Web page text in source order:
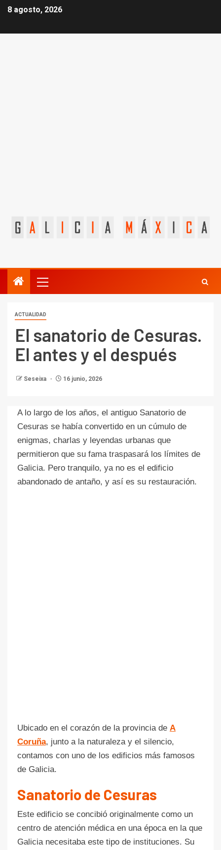
8 agosto, 2026
ACTUALIDAD
El sanatorio de Cesuras.
El antes y el después
Seseixa 16 junio, 2026
A lo largo de los años, el antiguo Sanatorio de
Cesuras se había convertido en un cúmulo de
enigmas, charlas y leyendas urbanas que
permitieron que su fama traspasará los límites de
Galicia. Pero tranquilo, ya no es el edificio
abandonado de antaño, y así es su restauración.
Ubicado en el corazón de la provincia de A
Coruña, junto a la naturaleza y el silencio,
contamos con uno de los edificios más famosos
de Galicia.
Sanatorio de Cesuras
Este edificio se concibió originalmente como un
centro de atención médica en una época en la que
Galicia necesitaba este tipo de instituciones. Su